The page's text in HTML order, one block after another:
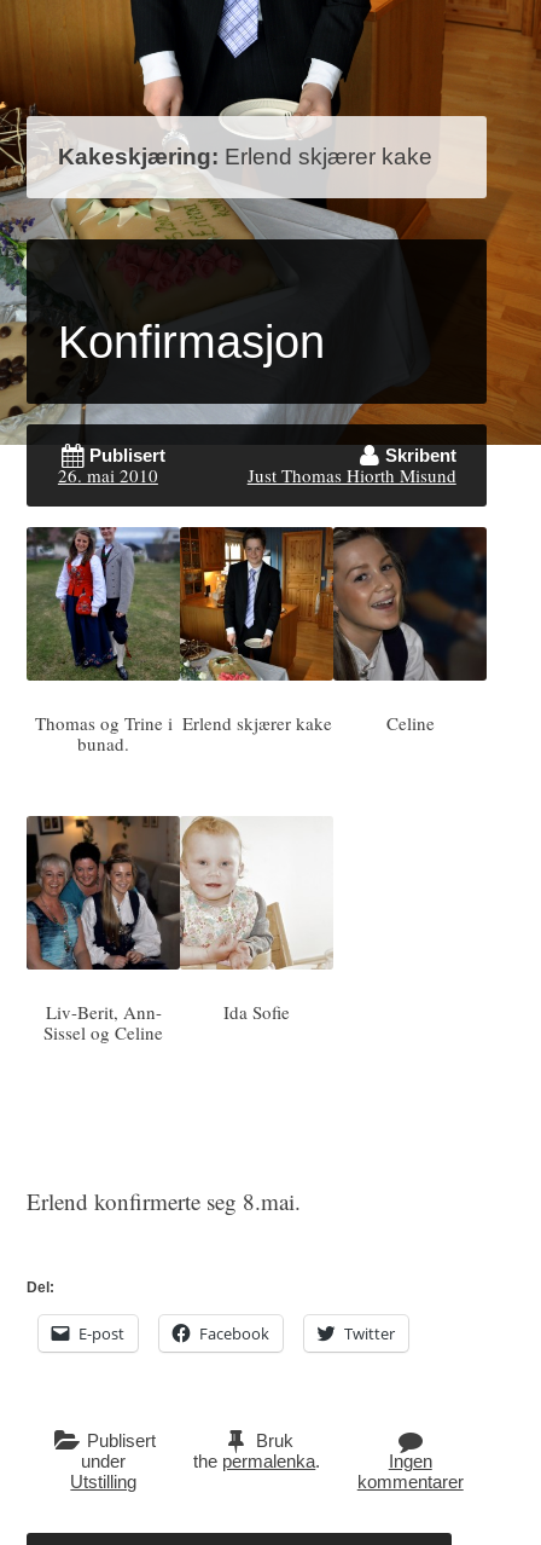
Kakeskjæring: Erlend skjærer kake
Konfirmasjon
Publisert
26. mai 2010
Skribent
Just Thomas Hiorth Misund
Thomas og Trine i
bunad.
Erlend skjærer kake Celine
Liv-Berit, Ann-
Sissel og Celine
Ida Sofie
Erlend konfirmerte seg 8.mai.
Del:
E-post Facebook Twitter
Publisert
under
Utstilling
Bruk
the permalenka.
Ingen
kommentarer